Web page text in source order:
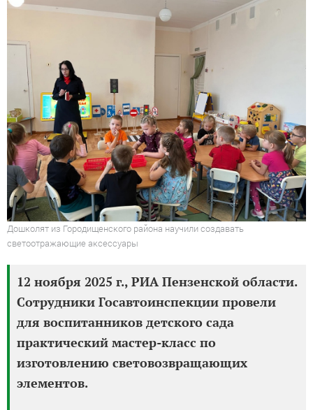
Дошколят из Городищенского района научили создавать
светоотражающие аксессуары
12 ноября 2025 г., РИА Пензенской области.
Сотрудники Госавтоинспекции провели
для воспитанников детского сада
практический мастер-класс по
изготовлению световозвращающих
элементов.